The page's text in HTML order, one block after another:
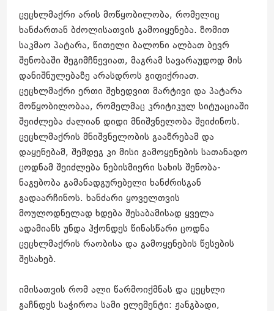
ცეცხლმაქრი არის მოწყობილობა, რომელიც
ხანძართან ბძოლისათვის გამოიყენება. ზომით
საკმაო პატარა, წითელი ბალონი ალბათ ბევრ
შენობაში შეგიმჩნევიათ, მაგრამ სავარაუდოდ მის
დანიშნულებაზე არასდროს გიფიქრიათ.
ცეცხლმაქრი ერთი შეხედვით მარტივი და პატარა
მოწყობილობაა, რომელმაც კრიტიკულ სიტუაციაში
შეიძლება ძალიან დიდი მნიშვნელობა შეიძინოს.
ცეცხლმაქრის მნიშვნელობის გააზრებამ და
დაყენებამ, შემდეგ კი მისი გამოყენების სათანადო
ცოდნამ შეიძლება ნებისმიერი სახის შენობა-
ნაგებობა გამანადგურებელი ხანძრისგან
გადაარჩინოს. ხანძარი ყოველთვის
მოულოდნელად ხდება შესაბამისად ყველა
ადამიანს უნდა ჰქონდეს წინასწარი ცოდნა
ცეცხლმაქრის რაობისა და გამოყენების წესების
შესახებ.
იმისათვის რომ ალი წარმოიქმნას და ცეცხლი
გაჩნდეს საჭიროა სამი ელემენტი: ჟანგბადი,